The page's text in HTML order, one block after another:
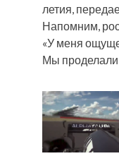
летия,
Напомним,
«У меня
Мы